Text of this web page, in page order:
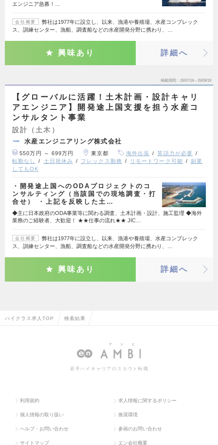
エンジニア急募！…
会社概要
弊社は1977年に設立し、以来、漁港や養殖場、水産コンプレック
ス、訓練センター、漁船、調査船などの水産開発分野に携わり、…
興味あり 詳細へ
掲載期間 26/07/18～26/09/19
【グローバルに活躍！土木計画・設計キャリ
アエンジニア】開発途上国支援を担う水産コ
ンサルタント事業
設計（土木）
水産エンジニアリング株式会社
550万円 ～ 699万円 東京都 海外出張
英語力が必要
転勤なし
土日祝休み フレックス勤務 リモートワーク可能
副業
してもOK
・開発途上国へのODAプロジェクトのコ
ンサルティング（当該国での現地調査・打
合せ） ・上記を反映した土…
◆主に日本政府のODA事業等に関わる調査、土木計画・設計、施工監理 ◆海外
業務のご経験者、大歓迎！ ★★仕事の流れ★★ JIC…
会社概要
弊社は1977年に設立し、以来、漁港や養殖場、水産コンプレック
ス、訓練センター、漁船、調査船などの水産開発分野に携わり、…
興味あり 詳細へ
ハイクラス求人TOP 検索結果
若手ハイキャリアのスカウト転職
利用規約 求人情報に関するポリシー
個人情報の取り扱い 推奨環境
ヘルプ・お問い合わせ 参画のお問い合わせ
サイトマップ エン会社概要